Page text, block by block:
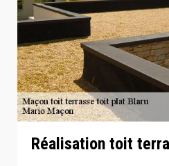
Réalisation toit